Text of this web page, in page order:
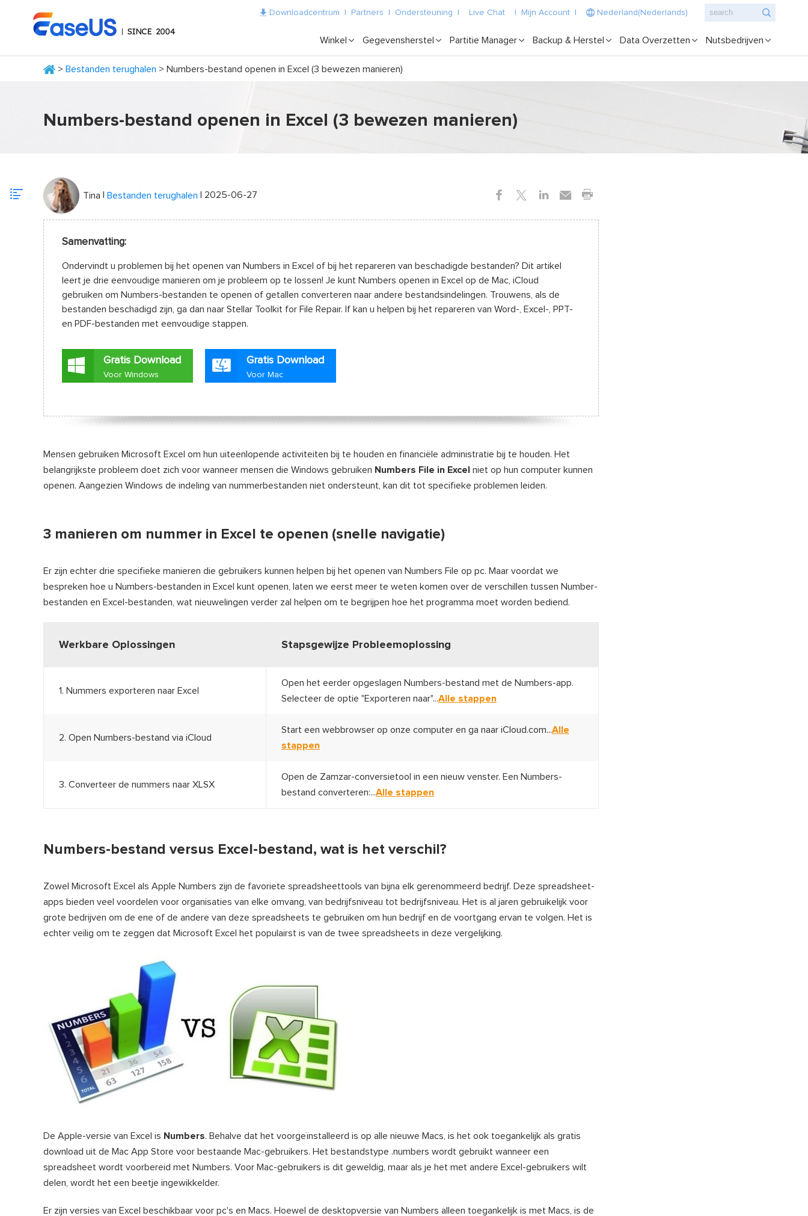
Downloadcentrum Partners Ondersteuning Live Chat Mijn Account Nederland(Nederlands)
Winkel Gegevensherstel Partitie Manager Backup & Herstel Data Overzetten Nutsbedrijven
> Bestanden terughalen > Numbers-bestand openen in Excel (3 bewezen manieren)
Numbers-bestand openen in Excel (3 bewezen manieren)
Tina Bestanden terughalen | 2025-06-27
Samenvatting:
Ondervindt u problemen bij het openen van Numbers in Excel of bij het repareren van beschadigde bestanden? Dit artikel
leert je drie eenvoudige manieren om je probleem op te lossen! Je kunt Numbers openen in Excel op de Mac, iCloud
gebruiken om Numbers-bestanden te openen of getallen converteren naar andere bestandsindelingen. Trouwens, als de
bestanden beschadigd zijn, ga dan naar Stellar Toolkit for File Repair. If kan u helpen bij het repareren van Word-, Excel-, PPT-
en PDF-bestanden met eenvoudige stappen.
Gratis Download
Voor Windows
Gratis Download
Voor Mac
Mensen gebruiken Microsoft Excel om hun uiteenlopende activiteiten bij te houden en financiële administratie bij te houden. Het
belangrijkste probleem doet zich voor wanneer mensen die Windows gebruiken Numbers File in Excel niet op hun computer kunnen
openen. Aangezien Windows de indeling van nummerbestanden niet ondersteunt, kan dit tot specifieke problemen leiden.
3 manieren om nummer in Excel te openen (snelle navigatie)
Er zijn echter drie specifieke manieren die gebruikers kunnen helpen bij het openen van Numbers File op pc. Maar voordat we
bespreken hoe u Numbers-bestanden in Excel kunt openen, laten we eerst meer te weten komen over de verschillen tussen Number-
bestanden en Excel-bestanden, wat nieuwelingen verder zal helpen om te begrijpen hoe het programma moet worden bediend.
Werkbare Oplossingen Stapsgewijze Probleemoplossing
1. Nummers exporteren naar Excel
Open het eerder opgeslagen Numbers-bestand met de Numbers-app.
Selecteer de optie "Exporteren naar"...Alle stappen
2. Open Numbers-bestand via iCloud
Start een webbrowser op onze computer en ga naar iCloud.com...Alle
stappen
3. Converteer de nummers naar XLSX
Open de Zamzar-conversietool in een nieuw venster. Een Numbers-
bestand converteren:...Alle stappen
Numbers-bestand versus Excel-bestand, wat is het verschil?
Zowel Microsoft Excel als Apple Numbers zijn de favoriete spreadsheettools van bijna elk gerenommeerd bedrijf. Deze spreadsheet-
apps bieden veel voordelen voor organisaties van elke omvang, van bedrijfsniveau tot bedrijfsniveau. Het is al jaren gebruikelijk voor
grote bedrijven om de ene of de andere van deze spreadsheets te gebruiken om hun bedrijf en de voortgang ervan te volgen. Het is
echter veilig om te zeggen dat Microsoft Excel het populairst is van de twee spreadsheets in deze vergelijking.
De Apple-versie van Excel is Numbers. Behalve dat het voorgeïnstalleerd is op alle nieuwe Macs, is het ook toegankelijk als gratis
download uit de Mac App Store voor bestaande Mac-gebruikers. Het bestandstype .numbers wordt gebruikt wanneer een
spreadsheet wordt voorbereid met Numbers. Voor Mac-gebruikers is dit geweldig, maar als je het met andere Excel-gebruikers wilt
delen, wordt het een beetje ingewikkelder.
Er zijn versies van Excel beschikbaar voor pc's en Macs. Hoewel de desktopversie van Numbers alleen toegankelijk is met Macs, is de